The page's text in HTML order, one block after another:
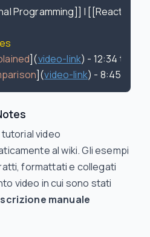
Programming]] | [[React
](video-link
](video-link
video
al wiki. Gli esempi
formattati e collegati
video in cui sono stati
manuale